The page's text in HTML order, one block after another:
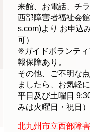
来館、お電話、チ
西部障害者福祉会
s.com)より お申込
可）
※ガイドボランテ
報保障あり。
その他、ご不明な
ましたら、お気軽
平日及び土曜日
みは火曜日・祝日）
北九州市立西部障